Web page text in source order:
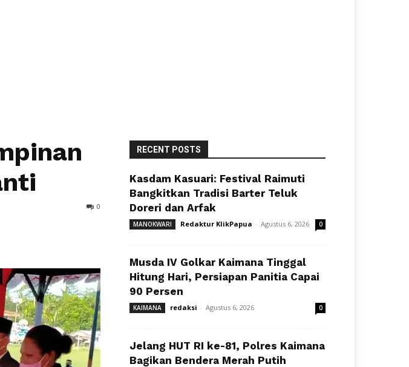
0
RECENT POSTS
Kasdam Kasuari: Festival Raimuti
Bangkitkan Tradisi Barter Teluk
Doreri dan Arfak
MANOKWARI Redaktur KlikPapua - Agustus 6, 2026 0
Musda IV Golkar Kaimana Tinggal
Hitung Hari, Persiapan Panitia Capai
90 Persen
KAIMANA redaksi - Agustus 6, 2026 0
Jelang HUT RI ke-81, Polres Kaimana
Bagikan Bendera Merah Putih